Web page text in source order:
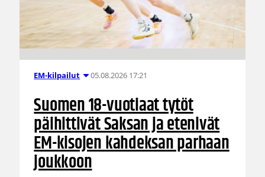
EM-kilpailut 05.08.2026 17:21
Suomen 18-vuotiaat tytöt
päihittivät Saksan ja etenivät
EM-kisojen kahdeksan parhaan
joukkoon